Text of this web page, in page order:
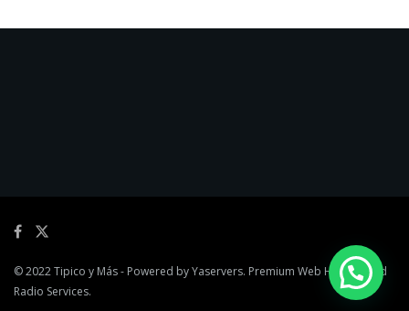
© 2022Tipico y Más- Powered byYaservers. Premium Web Hosting and
Radio Services.